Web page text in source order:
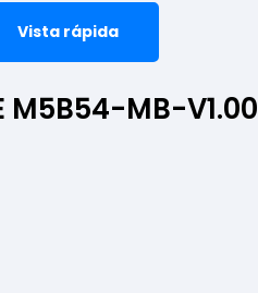
Vista rápida
M5B54-MB-V1.00